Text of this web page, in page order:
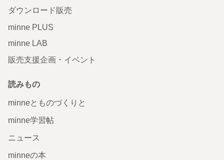
ダウンロード販売
minne PLUS
minne LAB
販売支援企画・イベント
読みもの
minneとものづくりと
minne学習帖
ニュース
minneの本